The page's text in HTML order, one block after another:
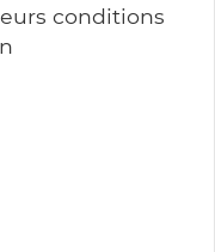
conditions